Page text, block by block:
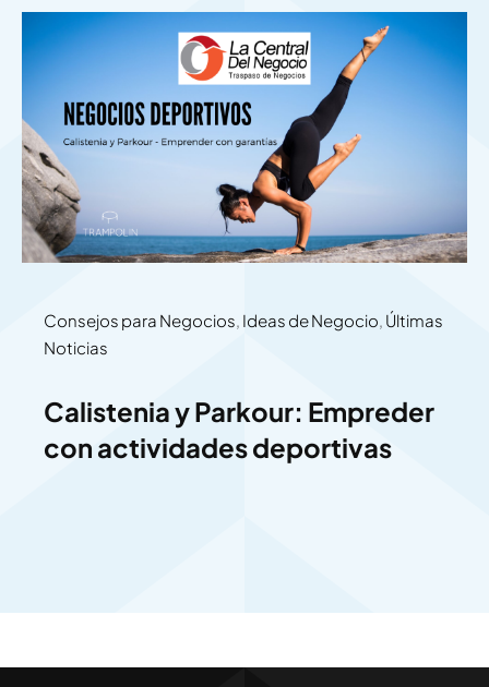
Consejos para Negocios Ideas de Negocio Últimas
Noticias
Calistenia y Parkour: Empreder
con actividades deportivas